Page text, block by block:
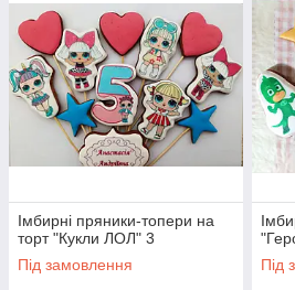
Імбирні пряники-топери на
торт "Кукли ЛОЛ" 3
Під замовлення
Під